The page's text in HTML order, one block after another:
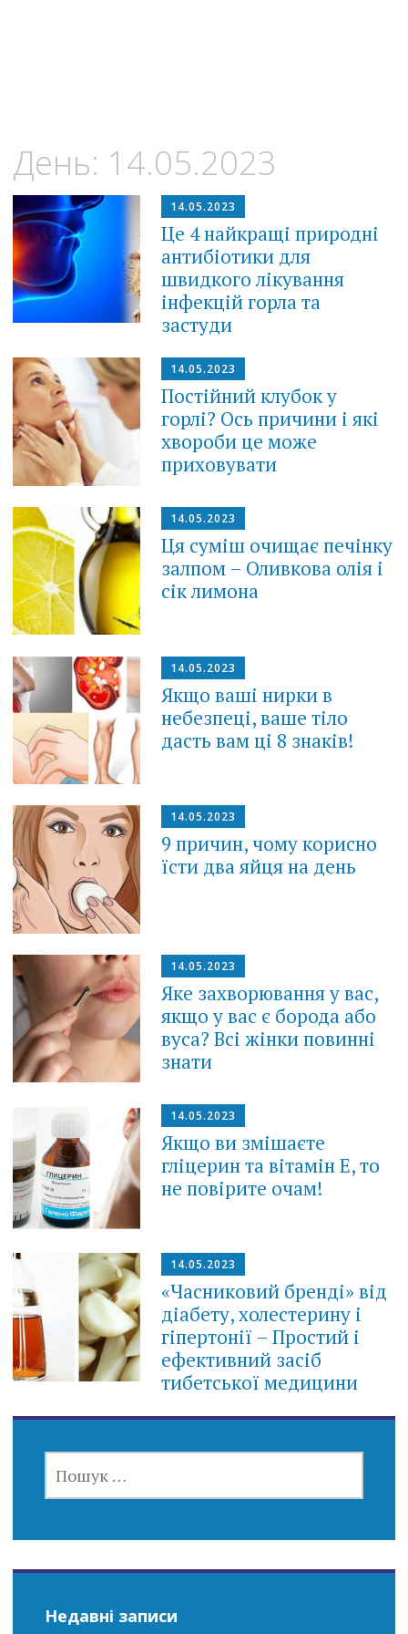
День: 14.05.2023
14.05.2023
Це 4 найкращі природні
антибіотики для
швидкого лікування
інфекцій горла та
застуди
14.05.2023
Постійний клубок у
горлі? Ось причини і які
хвороби це може
приховувати
14.05.2023
Ця суміш очищає печінку
залпом – Оливкова олія і
сік лимона
14.05.2023
Якщо ваші нирки в
небезпеці, ваше тіло
дасть вам ці 8 знаків!
14.05.2023
9 причин, чому корисно
їсти два яйця на день
14.05.2023
Яке захворювання у вас,
якщо у вас є борода або
вуса? Всі жінки повинні
знати
14.05.2023
Якщо ви змішаєте
гліцерин та вітамін Е, то
не повірите очам!
14.05.2023
«Часниковий бренді» від
діабету, холестерину і
гіпертонії – Простий і
ефективний засіб
тибетської медицини
Недавні записи